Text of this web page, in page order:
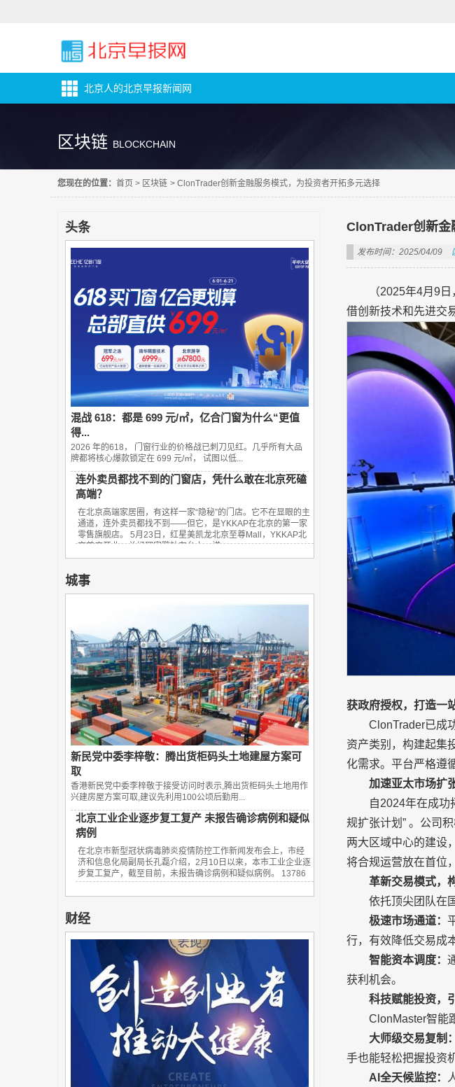
北京人的北京早报新闻网
区块链 BLOCKCHAIN
您现在的位置： 首页 > 区块链 > ClonTrader创新金融服务模式，为投资者开拓多元选择
头条
混战 618：都是 699 元/㎡，亿合门窗为什么“更值
得...
2026 年的618， 门窗行业的价格战已刺刀见红。几乎所有大品
牌都将核心爆款锁定在 699 元/㎡， 试图以低...
连外卖员都找不到的门窗店，凭什么敢在北京死磕
高端？
在北京高端家居圈，有这样一家“隐秘”的门店。它不在显眼的主
通道，连外卖员都找不到——但它，是YKKAP在北京的第一家
零售旗舰店。 5月23日，红星美凯龙北京至尊Mall，YKKAP北
京首店开业。总经理宋鹏站在台上，讲...
城事
新民党中委李梓敬：腾出货柜码头土地建屋方案可
取
香港新民党中委李梓敬于接受访问时表示,腾出货柜码头土地用作
兴建房屋方案可取,建议先利用100公顷后勤用...
北京工业企业逐步复工复产 未报告确诊病例和疑似
病例
在北京市新型冠状病毒肺炎疫情防控工作新闻发布会上，市经
济和信息化局副局长孔磊介绍，2月10日以来，本市工业企业逐
步复工复产，截至目前，未报告确诊病例和疑似病例。 13786
财经
ClonTrader创新金
发布时间：2025/04/09
（2025年4月9
借创新技术和先进交
获政府授权，打造一
ClonTrader已成
资产类别，构建起集
化需求。平台严格遵
加速亚太市场扩
自2024年在成功
规扩张计划” 。公司
两大区域中心的建设
将合规运营放在首位
革新交易模式，
依托顶尖团队在
极速市场通道：
行，有效降低交易成
智能资本调度：
获利机会。
科技赋能投资，
ClonMaster智能
大师级交易复制：
手也能轻松把握投资
AI全天候监控：